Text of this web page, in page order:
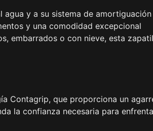
y a su sistema de amortiguación
y una comodidad excepcional
embarrados o con nieve, esta
Contagrip, que proporciona un
la confianza necesaria para